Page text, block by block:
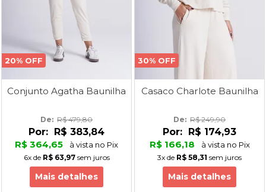
20% OFF
Conjunto Agatha Baunilha
De: R$ 479,80
Por: R$ 383,84
R$ 364,65
à vista no Pix
6xde R$ 63,97sem juros
Mais detalhes
30% OFF
Casaco Charlote Baunilha
De: R$ 249,90
Por: R$ 174,93
R$ 166,18
à vista no Pix
3x de R$ 58,31 sem juros
Mais detalhes